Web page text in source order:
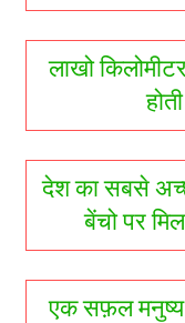
लाखो
देश का सबसे
बेंचो पर
एक सफ़ल मनुष्य